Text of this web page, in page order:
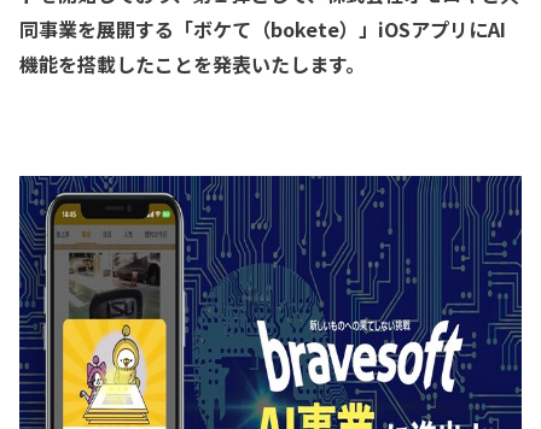
同事業を展開する「ボケて（bokete）」iOSアプリにAI
機能を搭載したことを発表いたします。